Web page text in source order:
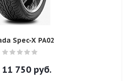
Spec-X PA02
11 750 руб.